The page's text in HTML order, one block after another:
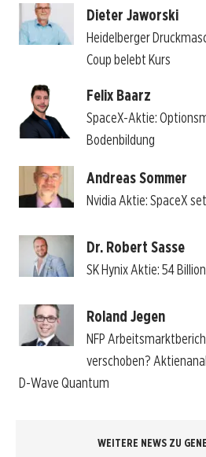
Dieter Jaworski
Heidelberger
Coup belebt Kurs
Felix Baarz
SpaceX-Aktie:
Bodenbildung
Andreas Sommer
Nvidia Aktie: SpaceX
Dr. Robert Sasse
SK Hynix Aktie: 54
Roland Jegen
NFP
verschoben?
D-Wave Quantum
WEITERE NEWS ZU